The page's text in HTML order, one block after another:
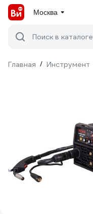
Москва
Поиск в каталоге
Главная / Инструмент